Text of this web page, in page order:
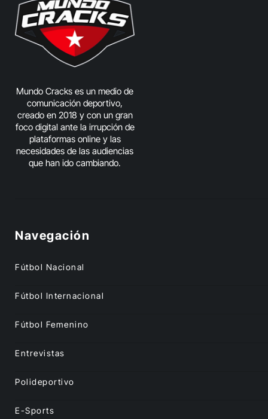
Mundo Cracks es un medio de
comunicación deportivo,
creado en 2018 y con un gran
foco digital ante la irrupción de
plataformas online y las
necesidades de las audiencias
que han ido cambiando.
Navegación
Fútbol Nacional
Fútbol Internacional
Fútbol Femenino
Entrevistas
Polideportivo
E-Sports